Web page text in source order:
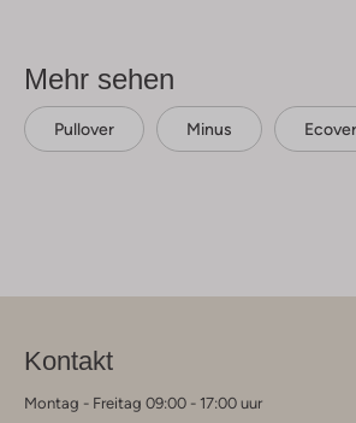
Mehr sehen
Pullover Minus
Kontakt
Montag - Freitag 09:00 - 17:00 uur